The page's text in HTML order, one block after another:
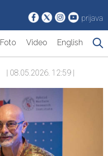
prijava
Foto Video English
| 08.05.2026. 12:59 |